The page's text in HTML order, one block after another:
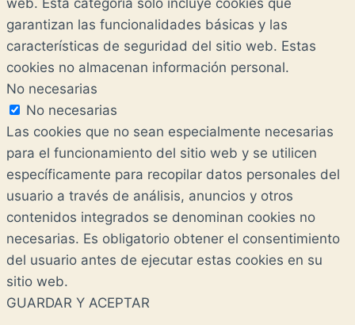
web. Esta categoría solo incluye cookies que
garantizan las funcionalidades básicas y las
características de seguridad del sitio web. Estas
cookies no almacenan información personal.
No necesarias
No necesarias
Las cookies que no sean especialmente necesarias
para el funcionamiento del sitio web y se utilicen
específicamente para recopilar datos personales del
usuario a través de análisis, anuncios y otros
contenidos integrados se denominan cookies no
necesarias. Es obligatorio obtener el consentimiento
del usuario antes de ejecutar estas cookies en su
sitio web.
GUARDAR Y ACEPTAR